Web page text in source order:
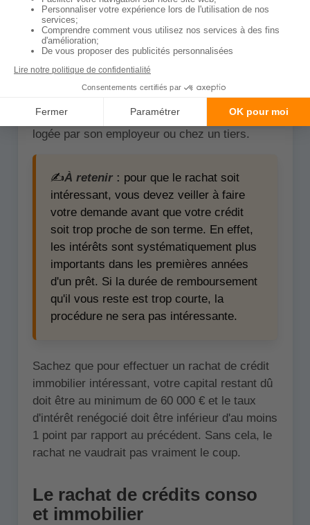
que la renégociation consiste à négocier de
meilleures conditions auprès de votre
organisme actuel.
Le rachat de crédit immobilier peut être
effectué par un locataire ou un propriétaire de
sa résidence principale ou par une personne
logée par son employeur ou chez un tiers.
✍️À retenir : pour que le rachat soit
intéressant, vous devez veiller à faire
votre demande avant que votre crédit
soit trop proche de son terme. En effet,
les intérêts sont systématiquement plus
importants dans les premières années
d'un prêt. Si la durée de remboursement
qu'il vous reste est trop courte, la
procédure ne sera pas intéressante.
Sachez que pour effectuer un rachat de crédit
immobilier intéressant, votre capital restant dû
doit être au minimum de 60 000 € et le taux
d'intérêt renégocié doit être inférieur d'au moins
1 point par rapport au précédent. Sans cela, le
rachat ne vaudrait pas vraiment le coup.
Le rachat de crédits conso
et immobilier